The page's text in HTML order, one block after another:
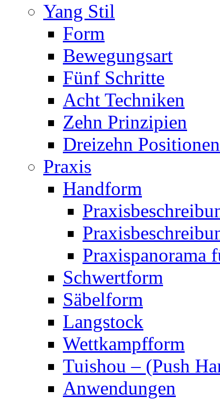
Yang Stil
Form
Bewegungsart
Fünf Schritte
Acht Techniken
Zehn Prinzipien
Dreizehn Positionen
Praxis
Handform
Praxispanorama
Schwertform
Säbelform
Langstock
Wettkampfform
Tuishou – (Push
Anwendungen